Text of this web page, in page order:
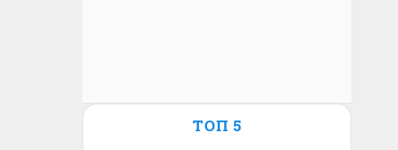
ТОП 5